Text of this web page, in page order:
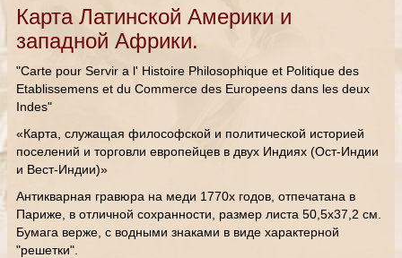
Карта Латинской Америки и
западной Африки.
"Carte pour Servir a l' Histoire Philosophique et Politique des
Etablissemens et du Commerce des Europeens dans les deux
Indes"
«Карта, служащая философской и политической историей
поселений и торговли европейцев в двух Индиях (Ост-Индии
и Вест-Индии)»
Антикварная гравюра на меди 1770х годов, отпечатана в
Париже, в отличной сохранности, размер листа 50,5х37,2 см.
Бумага верже, с водными знаками в виде характерной
"решетки".